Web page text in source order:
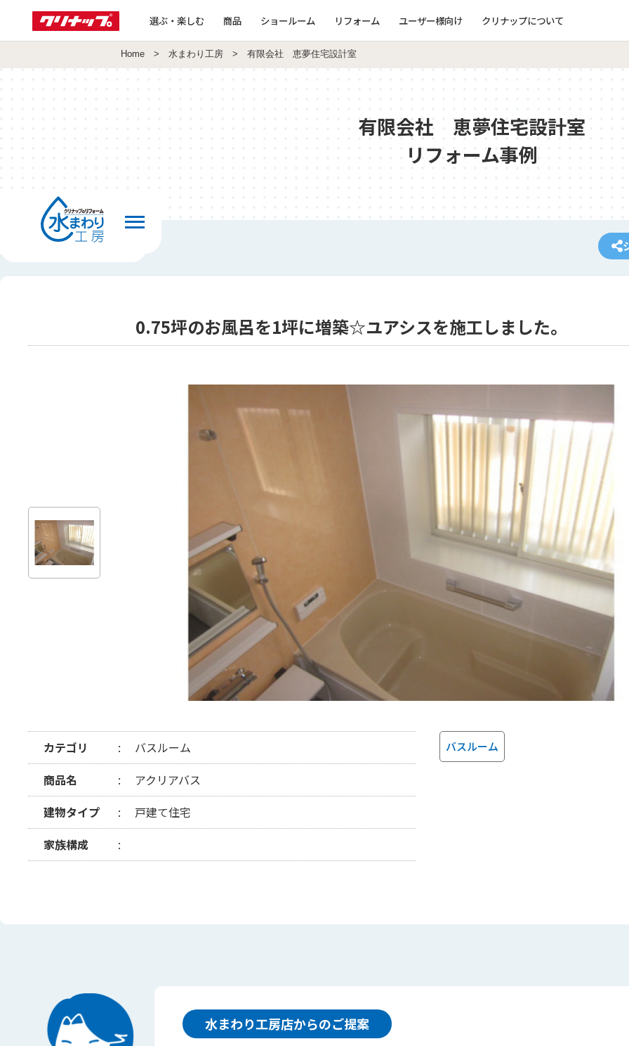
選ぶ・楽しむ 商品 ショールーム リフォーム ユーザー様向け クリナップについて
Home > 水まわり工房 > 有限会社 恵夢住宅設計室
有限会社 恵夢住宅設計室
リフォーム事例
前の画面へ戻る
0.75坪のお風呂を1坪に増築☆ユアシスを施工しました。
カテゴリ
バスルーム
商品名
アクリアバス
建物タイプ
戸建て住宅
家族構成
バスルーム
水まわり工房店からのご提案